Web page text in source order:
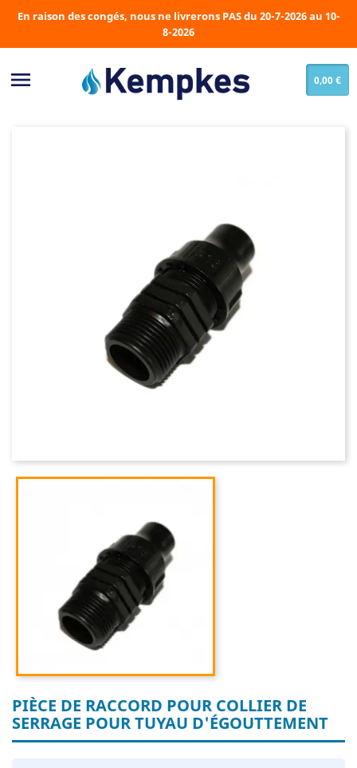
En raison des congés, nous ne livrerons PAS du 20-7-2026 au 10-
8-2026
 0,00 €
PIÈCE DE RACCORD POUR COLLIER DE
SERRAGE POUR TUYAU D'ÉGOUTTEMENT